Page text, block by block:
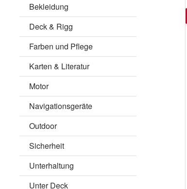
Bekleidung
Deck & Rigg
Farben und Pflege
Karten & Literatur
Motor
Navigationsgeräte
Outdoor
Sicherheit
Unterhaltung
Unter Deck